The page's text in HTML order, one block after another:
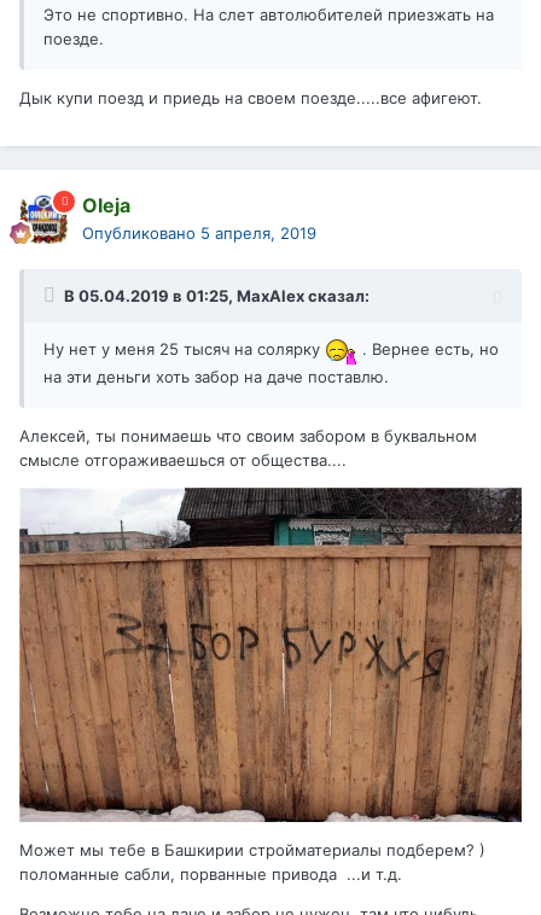
Это не спортивно. На слет автолюбителей приезжать на
поезде.
Дык купи поезд и приедь на своем поезде.....все афигеют.
Oleja
Опубликовано 5 апреля, 2019
В 05.04.2019 в 01:25, MaxAlexсказал:
Ну нет у меня 25 тысяч на солярку
. Вернее есть, но
на эти деньги хоть забор на даче поставлю.
Алексей, ты понимаешь что своим забором в буквальном
смысле отгораживаешься от общества....
Может мы тебе в Башкирии стройматериалы подберем? )
поломанные сабли, порванные привода ...и т.д.